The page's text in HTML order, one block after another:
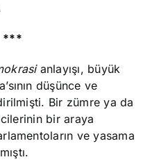
***
anlayışı, büyük
düşünce ve
Bir zümre ya da
bir araya
ve yasama